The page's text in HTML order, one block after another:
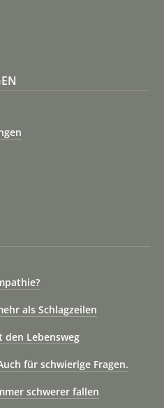
als Schlagzeilen
den Lebensweg
für schwierige Fragen.
schwerer fallen